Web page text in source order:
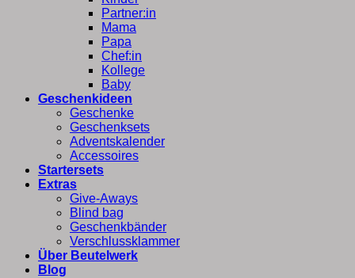
Partner:in
Mama
Papa
Chef:in
Kollege
Baby
Geschenkideen
Geschenke
Geschenksets
Adventskalender
Accessoires
Startersets
Extras
Give-Aways
Blind bag
Geschenkbänder
Verschlussklammer
Über Beutelwerk
Blog